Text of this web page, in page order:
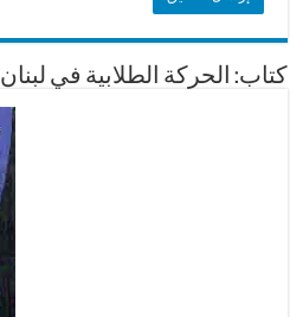
كتاب: الحركة الطلابية في لبنان